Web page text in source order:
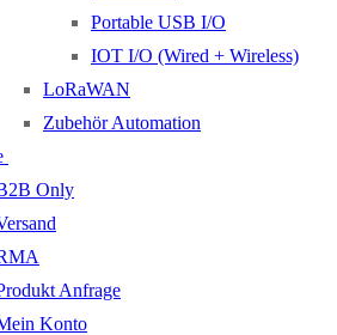
Portable USB I/O
IOT I/O (Wired + Wireless)
LoRaWAN
Zubehör Automation
Only
Anfrage
Konto